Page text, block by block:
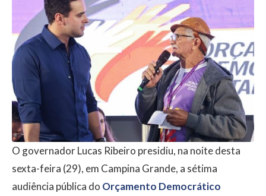
O governador Lucas Ribeiro presidiu, na noite desta
sexta-feira (29), em Campina Grande, a sétima
audiência pública do Orçamento Democrático